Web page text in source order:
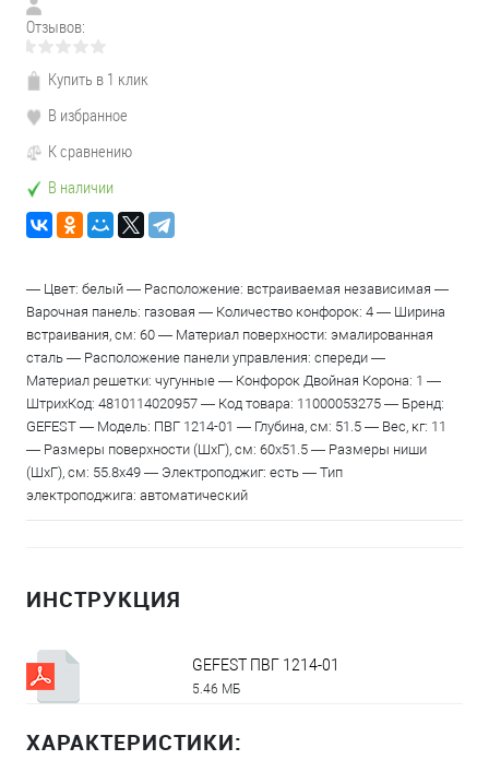
Отзывов:
Купить в 1 клик
В избранное
К сравнению
В наличии
— Цвет: белый — Расположение: встраиваемая независимая —
Варочная панель: газовая — Количество конфорок: 4 — Ширина
встраивания, см: 60 — Материал поверхности: эмалированная
сталь — Расположение панели управления: спереди —
Материал решетки: чугунные — Конфорок Двойная Корона: 1 —
ШтрихКод: 4810114020957 — Код товара: 11000053275 — Бренд:
GEFEST — Модель: ПВГ 1214-01 — Глубина, см: 51.5 — Вес, кг: 11
— Размеры поверхности (ШхГ), см: 60x51.5 — Размеры ниши
(ШхГ), см: 55.8x49 — Электроподжиг: есть — Тип
электроподжига: автоматический
ИНСТРУКЦИЯ
GEFEST ПВГ 1214-01
5.46 МБ
ХАРАКТЕРИСТИКИ: